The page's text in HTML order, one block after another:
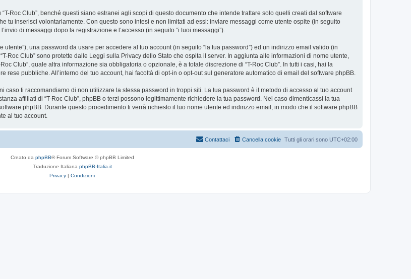
Roc Club”, benché questi siano estranei agli scopi di questo documento che intende trattare solo quelli creati dal software
tu inserisci volontariamente. Con questo sono intesi e non limitati ad essi: inviare messaggi come utente ospite (in seguito
di messaggi dopo la registrazione e l’accesso (in seguito “i tuoi messaggi”).
una password da usare per accedere al tuo account (in seguito “la tua password”) ed un indirizzo email valido (in
Roc Club” sono protette dalle Leggi sulla Privacy dello Stato che ospita il server. In aggiunta alle informazioni di nome utente,
Club”, quale altra informazione sia obbligatoria o opzionale, è a totale discrezione di “T-Roc Club”. In tutti i casi, hai la
pubbliche. All’interno del tuo account, hai facoltà di opt-in o opt-out sul generatore automatico di email del software phpBB.
ti raccomandiamo di non utilizzare la stessa password in troppi siti. La tua password è il metodo di accesso al tuo account
affiliati di “T-Roc Club”, phpBB o terzi possono legittimamente richiedere la tua password. Nel caso dimenticassi la tua
phpBB. Durante questo procedimento ti verrà richiesto il tuo nome utente ed indirizzo email, in modo che il software phpBB
al tuo account.
Tutti gli orari sono UTC+02:00
Cancella cookie
Contattaci
Creato da phpBB® Forum Software © phpBB Limited
Traduzione Italiana phpBB-Italia.it
Privacy | Condizioni